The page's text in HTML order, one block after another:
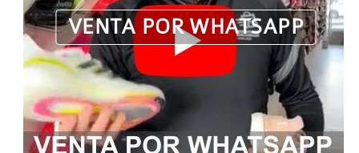
VENTA POR WHATSAPP